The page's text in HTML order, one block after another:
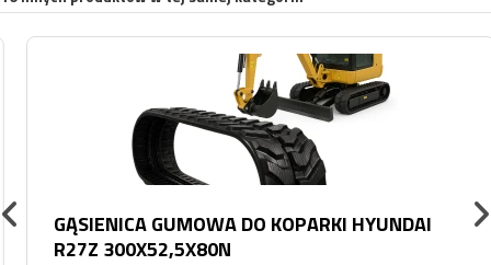
GĄSIENICA GUMOWA DO KOPARKI HYUNDAI
R27Z 300X52,5X80N